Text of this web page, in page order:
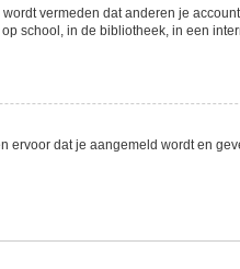
vermeden dat anderen je
school, in de bibliotheek, in een
dat je aangemeld wordt en